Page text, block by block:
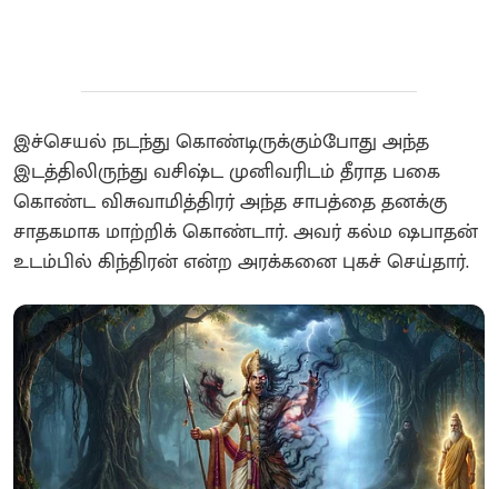
இச்செயல் நடந்து கொண்டிருக்கும்போது அந்த
இடத்திலிருந்து வசிஷ்ட முனிவரிடம் தீராத பகை
கொண்ட விசுவாமித்திரர் அந்த சாபத்தை தனக்கு
சாதகமாக மாற்றிக் கொண்டார். அவர் கல்ம ஷபாதன்
உடம்பில் கிந்திரன் என்ற அரக்கனை புகச் செய்தார்.